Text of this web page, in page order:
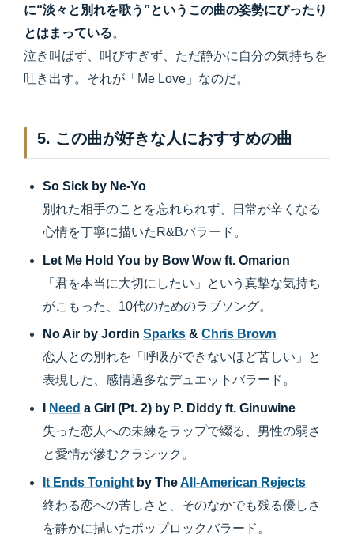
に“淡々と別れを歌う”というこの曲の姿勢にぴったり
とはまっている。
泣き叫ばず、叫びすぎず、ただ静かに自分の気持ちを
吐き出す。それが「Me Love」なのだ。
5. この曲が好きな人におすすめの曲
So Sick by Ne-Yo
別れた相手のことを忘れられず、日常が辛くなる
心情を丁寧に描いたR&Bバラード。
Let Me Hold You by Bow Wow ft. Omarion
「君を本当に大切にしたい」という真摯な気持ち
がこもった、10代のためのラブソング。
No Air by JordinSparks &Chris Brown
恋人との別れを「呼吸ができないほど苦しい」と
表現した、感情過多なデュエットバラード。
Need a Girl (Pt. 2) by P. Diddy ft. Ginuwine
失った恋人への未練をラップで綴る、男性の弱さ
と愛情が滲むクラシック。
It Ends Tonight by TheAll-American Rejects
終わる恋への苦しさと、そのなかでも残る優しさ
を静かに描いたポップロックバラード。